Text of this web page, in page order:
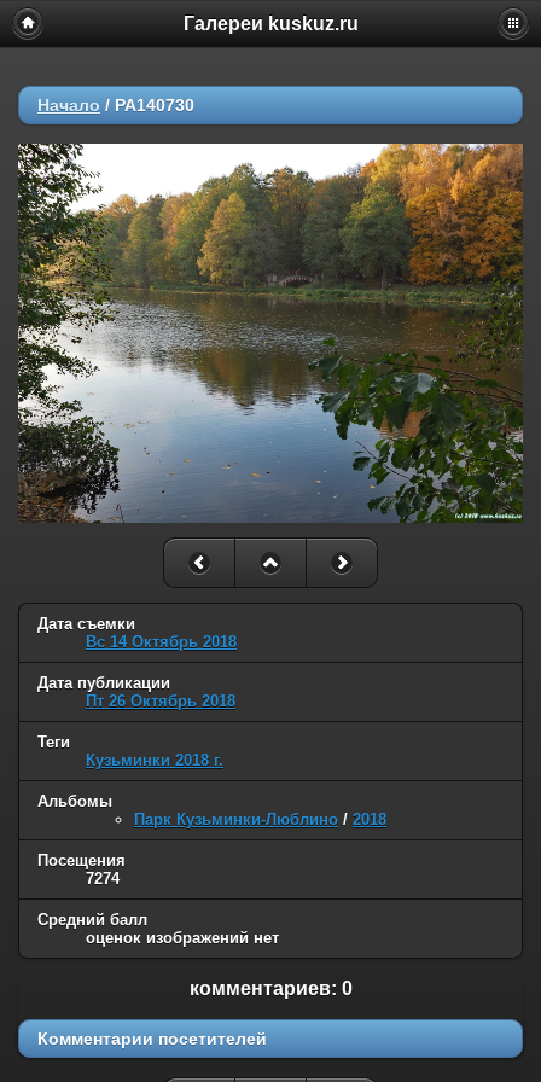
Галереи kuskuz.ru
Начало / PA140730
Дата съемки
Вс 14 Октябрь 2018
Дата публикации
Пт 26 Октябрь 2018
Теги
Кузьминки 2018 г.
Альбомы
Парк Кузьминки-Люблино / 2018
Посещения
7274
Средний балл
оценок изображений нет
комментариев: 0
Комментарии посетителей